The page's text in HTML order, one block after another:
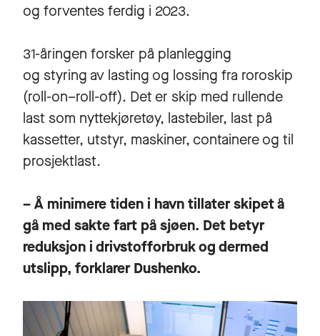
og forventes ferdig i 2023.
31-åringen forsker på planlegging
og styring av lasting og lossing fra roroskip
(roll-on–roll-off). Det er skip med rullende
last som nyttekjøretøy, lastebiler, last på
kassetter, utstyr, maskiner, containere og til
prosjektlast.
– Å minimere tiden i havn tillater skipet å
gå med sakte fart på sjøen. Det betyr
reduksjon i drivstofforbruk og dermed
utslipp, forklarer Dushenko.